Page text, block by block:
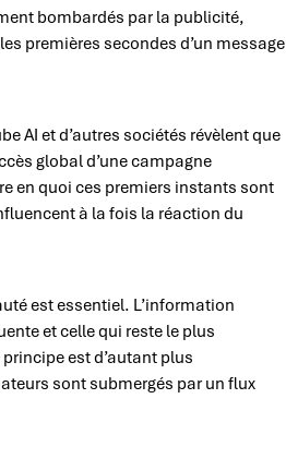
bombardés par la publicité,
premières secondes d’un message
AI et d’autres sociétés révèlent que
global d’une campagne
en quoi ces premiers instants sont
à la fois la réaction du
est essentiel. L’information
et celle qui reste le plus
est d’autant plus
sont submergés par un flux